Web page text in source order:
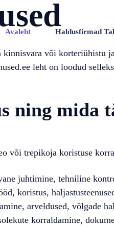
Avaleht Haldusfirmad
kinnisvara või
leht on loodud
ning mida
või trepikoja koristuse
juhtimine, tehniline
koristus,
arveldused, võlgade
korraldamine,